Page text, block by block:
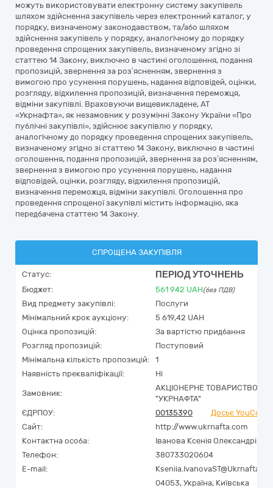
можуть використовувати електронну систему закупівель
шляхом здійснення закупівель через електронний каталог, у
порядку, визначеному законодавством, та/або шляхом
здійснення закупівель у порядку, аналогічному до порядку
проведення спрощених закупівель, визначеному згідно зі
статтею 14 Закону, виключно в частині оголошення, подання
пропозицій, звернення за роз’ясненням, звернення з
вимогою про усунення порушень, надання відповідей, оцінки,
розгляду, відхилення пропозицій, визначення переможця,
відміни закупівлі. Враховуючи вищевикладене, АТ
«Укрнафта», як незамовник у розумінні Закону України «Про
публічні закупівлі», здійснює закупівлю у порядку,
аналогічному до порядку проведення спрощених закупівель,
визначеному згідно зі статтею 14 Закону, виключно в частині
оголошення, подання пропозицій, звернення за роз’ясненням,
звернення з вимогою про усунення порушень, надання
відповідей, оцінки, розгляду, відхилення пропозицій,
визначення переможця, відміни закупівлі. Оголошення про
проведення спрощеної закупівлі містить інформацію, яка
передбачена статтею 14 Закону.
СПРОЩЕНА ЗАКУПІВЛЯ
Статус: ПЕРІОД УТОЧНЕНЬ
Бюджет: 561 942 UAH(без ПДВ)
Вид предмету закупівлі:
Послуги
Мінімальний крок аукціону:
5 619,42 UAH
Оцінка пропозицій:
За вартістю придбання
Розгляд пропозицій:
Поступовий
Мінімальна кількість пропозицій:
1
Наявність прекваліфікації:
Ні
Замовник:
АКЦІОНЕРНЕ ТОВАРИСТВО
"УКPНAФТА"
ЄДРПОУ:
00135390
Досьє
Сайт:
http://www.ukrnafta.com
Контактна особа:
Іванова Ксенія Олександрівна
Телефон:
380733020604
E-mail:
04053, Україна, Київська